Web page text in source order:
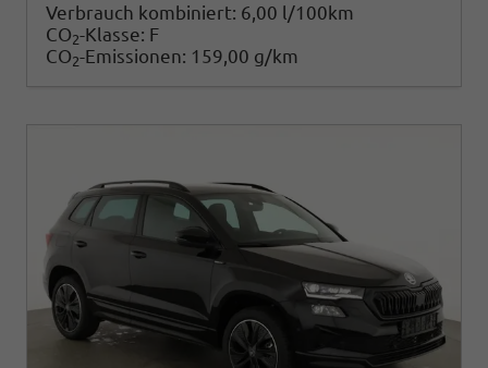
Verbrauch kombiniert: 6,00 l/100km
CO2-Klasse: F
CO2-Emissionen: 159,00 g/km